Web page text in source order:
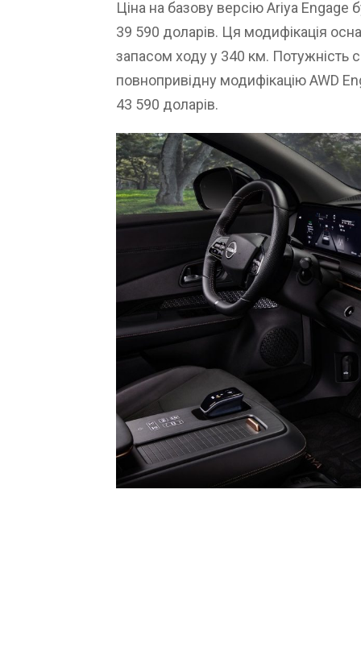
Ціна на базову версію Ariya
39 590 доларів. Ця модифікація
запасом ходу у 340 км. Потужність
повнопривідну модифікацію AWD
43 590 доларів.